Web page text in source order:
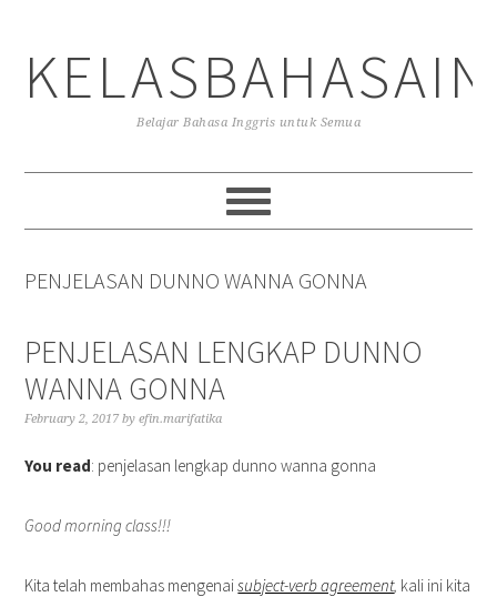
primary
navigation
main
content
primary
sidebar
Belajar Bahasa Inggris untuk Semua
PENJELASAN DUNNO WANNA GONNA
PENJELASAN LENGKAP DUNNO
WANNA GONNA
February 2, 2017 byefin.marifatika
You read: penjelasan lengkap dunno wanna gonna
Good morning class!!!
Kita telah membahas mengenaisubject-verb agreement, kali ini kita